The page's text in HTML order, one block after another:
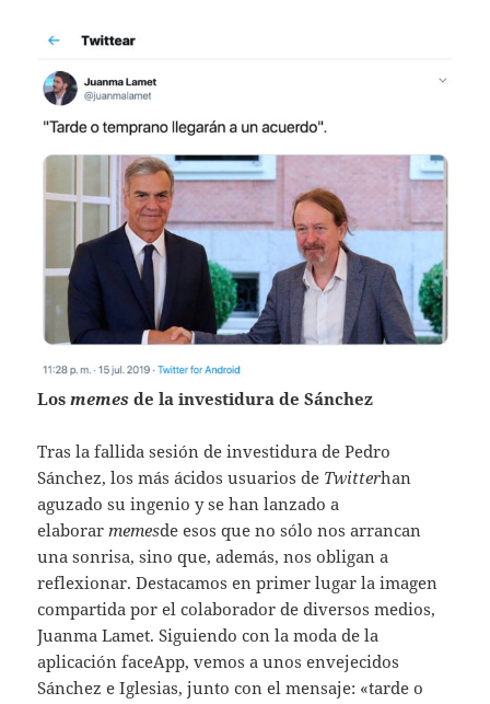
Losmemesde la investidura de Sánchez
Tras la fallida sesión de investidura de Pedro
Sánchez, los más ácidos usuarios de Twitterhan
aguzado su ingenio y se han lanzado a
elaborar memesde esos que no sólo nos arrancan
una sonrisa, sino que, además, nos obligan a
reflexionar. Destacamos en primer lugar la imagen
compartida por el colaborador de diversos medios,
Juanma Lamet. Siguiendo con la moda de la
aplicación faceApp, vemos a unos envejecidos
Sánchez e Iglesias, junto con el mensaje: «tarde o